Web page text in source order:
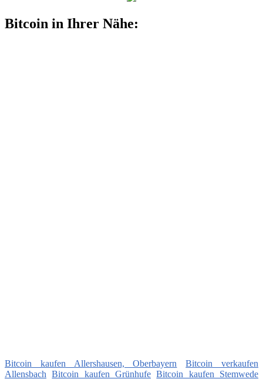
Bitcoin in Ihrer Nähe:
Bitcoin kaufen Allershausen, Oberbayern
Bitcoin verkaufen
Allensbach
Bitcoin kaufen Grünhufe Bitcoin kaufen Stemwede